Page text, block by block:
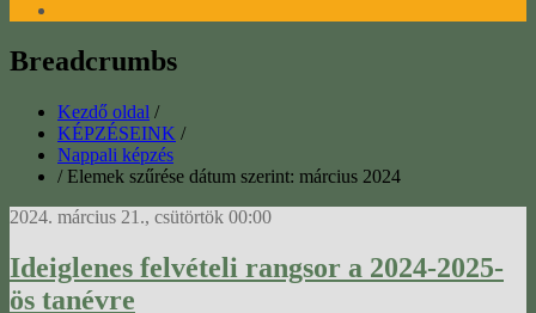
Breadcrumbs
Kezdő oldal /
KÉPZÉSEINK /
Nappali képzés
/ Elemek szűrése dátum szerint: március 2024
2024. március 21., csütörtök 00:00
Ideiglenes felvételi rangsor a 2024-2025-
ös tanévre